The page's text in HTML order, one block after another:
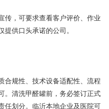
传，可要求查看客户评价、作业
供口头承诺的公司。
合规性、技术设备适配性、流程
。清洗甲醛罐前，务必签订正式
任划分。临沂本地企业及医院可